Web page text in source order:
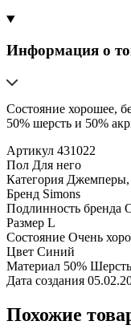
Информация о
Состояние хорошее,
50% шерсть и 50%
Артикул 431022
Пол Для него
Категория Джемперы,
Бренд Simons
Подлинность бренда
Размер L
Состояние Очень
Цвет Синий
Материал 50%
Дата создания
Похожие